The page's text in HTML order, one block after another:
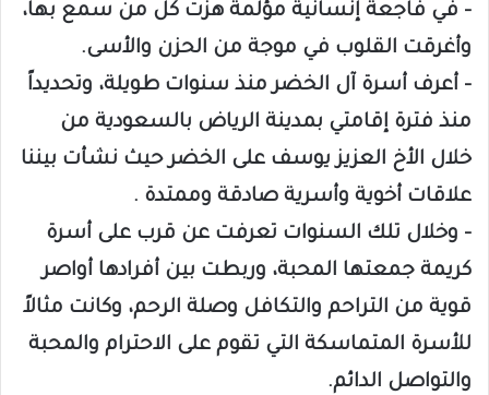
– في فاجعة إنسانية مؤلمة هزت كل من سمع بها،
وأغرقت القلوب في موجة من الحزن والأسى.
– أعرف أسرة آل الخضر منذ سنوات طويلة، وتحديداً
منذ فترة إقامتي بمدينة الرياض بالسعودية من
خلال الأخ العزيز يوسف على الخضر حيث نشأت بيننا
علاقات أخوية وأسرية صادقة وممتدة .
– وخلال تلك السنوات تعرفت عن قرب على أسرة
كريمة جمعتها المحبة، وربطت بين أفرادها أواصر
قوية من التراحم والتكافل وصلة الرحم، وكانت مثالاً
للأسرة المتماسكة التي تقوم على الاحترام والمحبة
والتواصل الدائم.